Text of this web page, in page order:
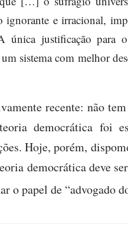
e irracional,
única justificação para
sistema com melhor
recente: não
democrática foi
Hoje, porém,
democrática deve
o papel de “advogado